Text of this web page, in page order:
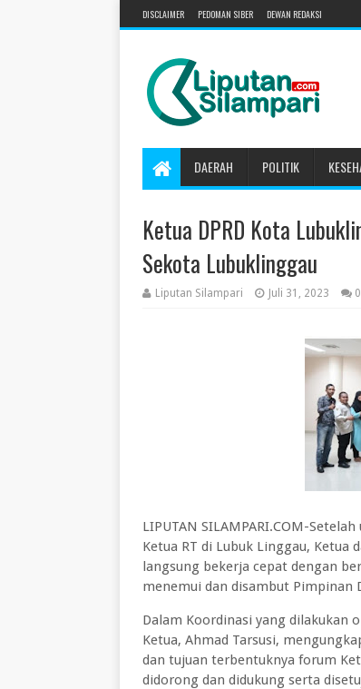
DISCLAIMER PEDOMAN SIBER DEWAN REDAKSI
DAERAH POLITIK
Ketua DPRD Kota
Sekota Lubuklinggau
Liputan Silampari Juli 31, 2023 0
LIPUTAN SILAMPARI.COM-
Ketua RT di Lubuk Linggau, Ketua
langsung bekerja cepat dengan
menemui dan disambut Pimpinan
Dalam Koordinasi yang dilakukan
Ketua, Ahmad Tarsusi,
dan tujuan terbentuknya forum
didorong dan didukung serta